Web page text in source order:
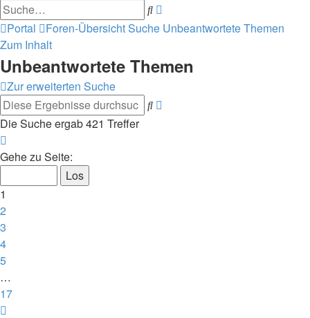
Suche
Suche
Portal Foren-ÜbersichtSuche Unbeantwortete Themen
Zum Inhalt
Unbeantwortete Themen
Zur erweiterten Suche
Suche
Die Suche ergab 421 Treffer
1
17
Gehe zu Seite:
1
2
3
4
5
…
17